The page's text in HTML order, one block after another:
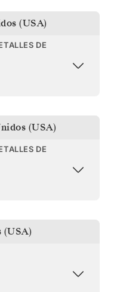
(USA)
DE
(USA)
DE
(USA)